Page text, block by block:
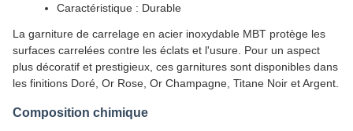
Caractéristique : Durable
La garniture de carrelage en acier inoxydable MBT protège les
surfaces carrelées contre les éclats et l'usure. Pour un aspect
plus décoratif et prestigieux, ces garnitures sont disponibles dans
les finitions Doré, Or Rose, Or Champagne, Titane Noir et Argent.
Composition chimique